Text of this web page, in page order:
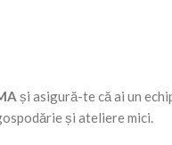
și asigură-te că ai un
și ateliere mici.